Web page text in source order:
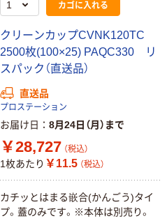
カゴに入れる
クリーンカップCVNK120TC
2500枚(100×25) PAQC330 リ
スパック（直送品）
直送品
プロステーション
お届け日 8月24日（月）まで
￥28,727 （税込）
1枚あたり ￥11.5 （税込）
カチッとはまる嵌合(かんごう)タイ
プ。蓋のみです。※本体は別売り。
オデリカ HM
￥935~
￥1,350~
（税込）